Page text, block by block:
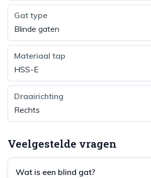
Gat type
Blinde gaten
Materiaal tap
HSS-E
Draairichting
Rechts
Veelgestelde vragen
Wat is een blind gat?